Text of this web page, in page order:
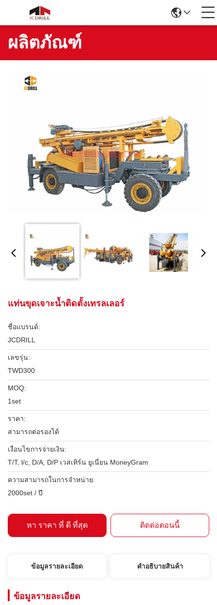
ผลิตภัณฑ์
แท่นขุดเจาะน้ำติดตั้งเทรลเลอร์
ชื่อแบรนด์:
JCDRILL
เลขรุ่น:
TWD300
MOQ:
1set
ราคา:
สามารถต่อรองได้
เงื่อนไขการจ่ายเงิน:
T/T, l/c, D/A, D/P เวสเทิร์น ยูเนี่ยน MoneyGram
ความสามารถในการจําหน่าย:
2000set / ปี
หา ราคา ที่ ดี ที่สุด ติดต่อตอนนี้
ข้อมูลรายละเอียด คําอธิบายสินค้า
ข้อมูลรายละเอียด